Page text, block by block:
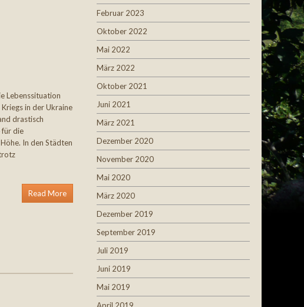
Lebenssituation
in der Ukraine
drastisch
für die
In den Städten
Read More
Februar 2023
Oktober 2022
Mai 2022
März 2022
Oktober 2021
Juni 2021
März 2021
Dezember 2020
November 2020
Mai 2020
März 2020
Dezember 2019
September 2019
Juli 2019
Juni 2019
Mai 2019